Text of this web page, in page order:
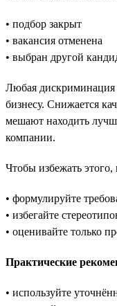
• подбор закрыт
• вакансия отменена
• выбран другой
Любая
бизнесу. Снижается
мешают находить
компании.
Чтобы избежать
• формулируйте
• избегайте
• оценивайте только
Практические
• используйте